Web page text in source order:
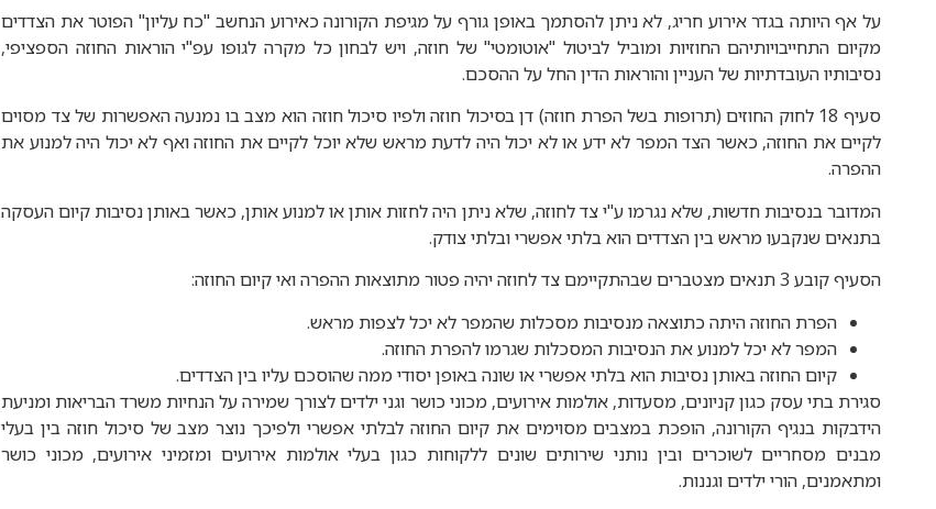
על אף היותה בגדר אירוע חריג, לא ניתן להסתמך באופן גורף על מגיפת הקורונה כאירוע הנחשב "כח עליון" הפוטר את הצדדים
מקיום התחייבויותיהם החוזיות ומוביל לביטול "אוטומטי" של חוזה, ויש לבחון כל מקרה לגופו עפ"י הוראות החוזה הספציפי,
נסיבותיו העובדתיות של העניין והוראות הדין החל על ההסכם.
סעיף 18 לחוק החוזים (תרופות בשל הפרת חוזה) דן בסיכול חוזה ולפיו סיכול חוזה הוא מצב בו נמנעה האפשרות של צד מסוים
לקיים את החוזה, כאשר הצד המפר לא ידע או לא יכול היה לדעת מראש שלא יוכל לקיים את החוזה ואף לא יכול היה למנוע את
ההפרה.
המדובר בנסיבות חדשות, שלא נגרמו ע"י צד לחוזה, שלא ניתן היה לחזות אותן או למנוע אותן, כאשר באותן נסיבות קיום העסקה
בתנאים שנקבעו מראש בין הצדדים הוא בלתי אפשרי ובלתי צודק.
הסעיף קובע 3 תנאים מצטברים שבהתקיימם צד לחוזה יהיה פטור מתוצאות ההפרה ואי קיום החוזה:
הפרת החוזה היתה כתוצאה מנסיבות מסכלות שהמפר לא יכל לצפות מראש.
המפר לא יכל למנוע את הנסיבות המסכלות שגרמו להפרת החוזה.
קיום החוזה באותן נסיבות הוא בלתי אפשרי או שונה באופן יסודי ממה שהוסכם עליו בין הצדדים.
סגירת בתי עסק כגוןקניונים, מסעדות, אולמות אירועים, מכוני כושר וגני ילדיםלצורך שמירה על הנחיות משרד הבריאות ומניעת
הידבקות בנגיף הקורונה, הופכת במצבים מסוימים את קיום החוזה לבלתי אפשרי ולפיכך נוצר מצב של סיכול חוזה בין בעלי
מבנים מסחריים לשוכרים ובין נותני שירותים שונים ללקוחות כגון בעלי אולמות אירועים ומזמיני אירועים, מכוני כושר
ומתאמנים, הורי ילדים וגננות.